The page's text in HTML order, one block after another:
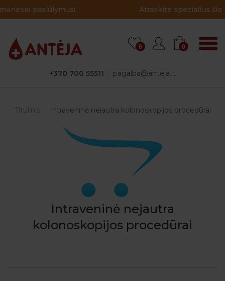
Atraskite specialius šio mėnesio pasiūlymus!
+370 700 55511 pagalba@anteja.lt
0 0
Titulinis Intraveninė nejautra kolonoskopijos procedūrai
Intraveninė nejautra
kolonoskopijos procedūrai